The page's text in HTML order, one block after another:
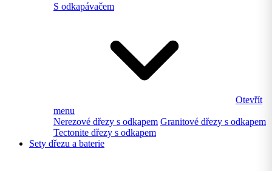
S odkapávačem
Otevřít
menu
Nerezové dřezy s odkapem Granitové dřezy s odkapem
Tectonite dřezy s odkapem
Sety dřezu a baterie